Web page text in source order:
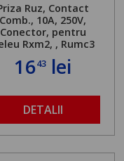
Ruz, Contact
Comb., 10A, 250V,
Conector, pentru
Rxm2, , Rumc3
1643 lei
DETALII